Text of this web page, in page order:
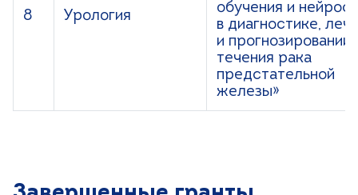
8 Урология
обучения и
в диагностике,
и прогнозировании
течения рака
предстательной
железы»